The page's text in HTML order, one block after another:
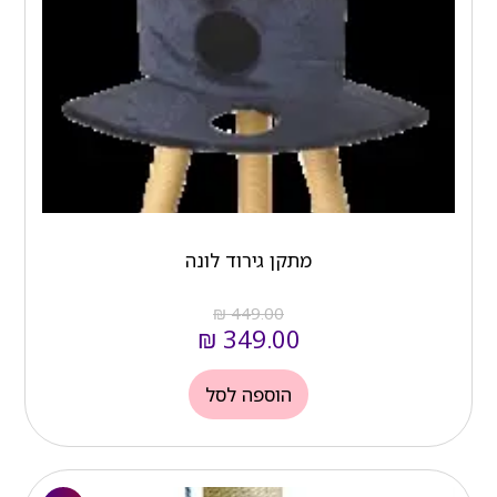
מתקן גירוד לונה
₪449.00
₪ 449.00.
₪ 349.00
₪ 349.00.
הוספה לסל
המחיר
המחיר